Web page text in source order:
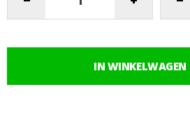
IN WINKELWAGEN